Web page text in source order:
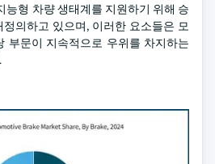
능형 차량 생태계를 지원하기 위해 승
의하고 있으며, 이러한 요소들은 모
부문이 지속적으로 우위를 차지하는